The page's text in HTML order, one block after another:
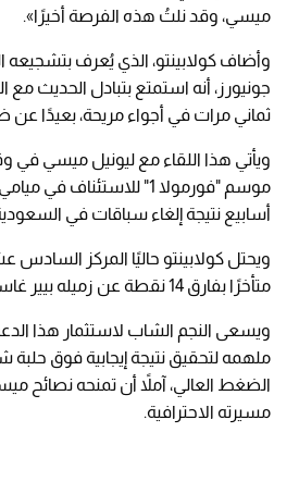
ميسي، وقد نلتُ هذه الفرصة أخيرًا».
وأضاف كولابينتو، الذي يُعرف بتشجيعه
جونيورز، أنه استمتع بتبادل الحديث مع
ثماني مرات في أجواء مريحة، بعيدًا
ويأتي هذا اللقاء مع ليونيل ميسي
موسم "فورمولا 1"
أسابيع نتيجة إلغاء سباقات في
ويحتل كولابينتو حاليًا المركز السادس
متأخرًا بفارق 14 نقطة عن زميله بيير غاسلي.
ويسعى النجم الشاب لاستثمار هذا
ملهمه لتحقيق نتيجة إيجابية فوق حلبة
الضغط العالي، آملاً أن تمنحه نصائح
مسيرته الاحترافية.